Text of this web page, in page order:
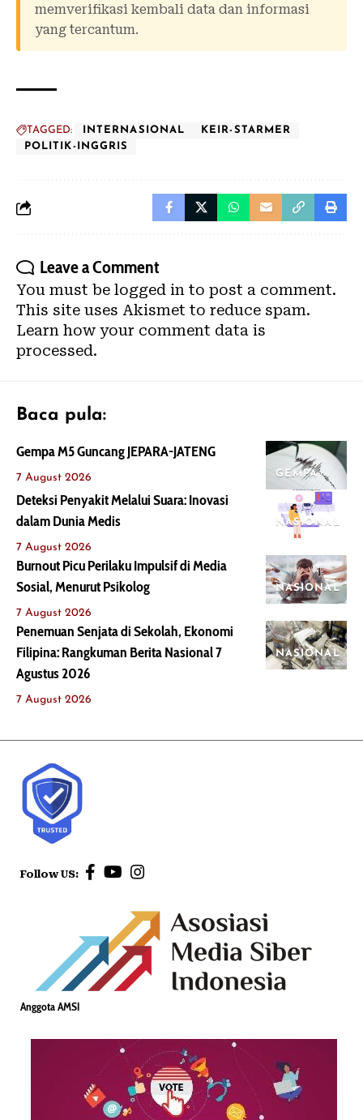
memverifikasi kembali data dan informasi
yang tercantum.
TAGGED: INTERNASIONAL
KEIR-STARMER
POLITIK-INGGRIS
Leave a Comment
You must be logged in to post a comment.
This site uses Akismet to reduce spam.
Learn how your comment data is
processed.
Baca pula:
GEMPA
Gempa M5 Guncang JEPARA-JATENG
7 August 2026
NASIONAL
Deteksi Penyakit Melalui Suara: Inovasi
dalam Dunia Medis
7 August 2026
NASIONAL
Burnout Picu Perilaku Impulsif di Media
Sosial, Menurut Psikolog
7 August 2026
NASIONAL
Penemuan Senjata di Sekolah, Ekonomi
Filipina: Rangkuman Berita Nasional 7
Agustus 2026
7 August 2026
Follow US:
Anggota AMSI